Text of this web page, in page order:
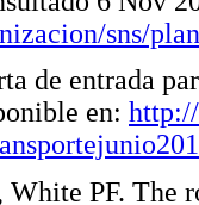
sns/
de entrada
en:
PF. The